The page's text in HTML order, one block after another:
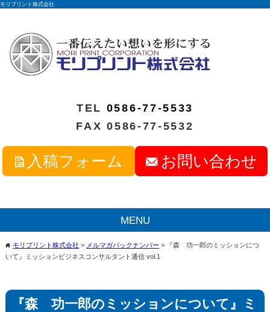
モリプリント株式会社
TEL 0586-77-5533
FAX 0586-77-5532
入稿フォーム お問い合わせ
MENU
homeモリプリント株式会社 > メルマガバックナンバー >
『森 功一郎のミッションにつ
いて』ミッションビジネスコンサルタント通信 vol.1
『森 功一郎のミッションについて』ミ